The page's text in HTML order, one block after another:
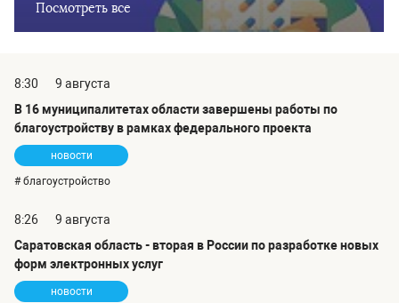
Посмотреть все
8:30
9 августа
В 16 муниципалитетах области завершены работы по
благоустройству в рамках федерального проекта
новости
# благоустройство
8:26
9 августа
Саратовская область - вторая в России по разработке новых
форм электронных услуг
новости